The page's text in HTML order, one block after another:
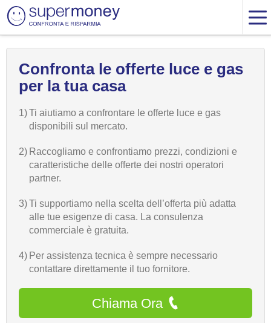
Confronta le offerte luce e gas
per la tua casa
1)Ti aiutiamo a confrontare le offerte luce e gas
disponibili sul mercato.
2) Raccogliamo e confrontiamo prezzi, condizioni e
caratteristiche delle offerte dei nostri operatori
partner.
3)Ti supportiamo nella scelta dell’offerta più adatta
alle tue esigenze di casa. La consulenza
commerciale è gratuita.
4) Per assistenza tecnica è sempre necessario
contattare direttamente il tuo fornitore.
Chiama Ora